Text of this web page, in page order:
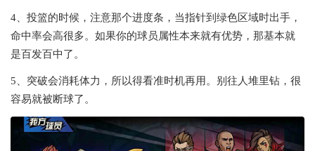
4、投篮的时候，注意那个进度条，当指针到绿色区域时出手，
命中率会高很多。如果你的球员属性本来就有优势，那基本就
是百发百中了。
5、突破会消耗体力，所以得看准时机再用。别往人堆里钻，很
容易就被断球了。